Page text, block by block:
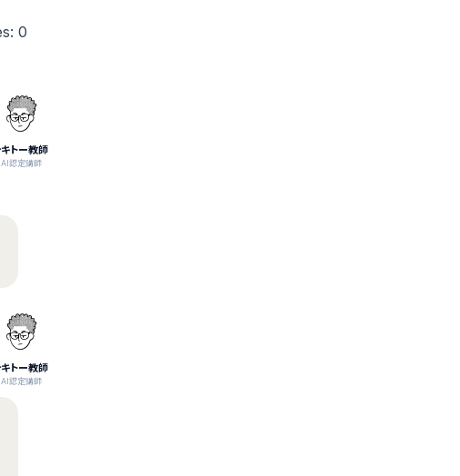
0
キトー教師
認定講師
キトー教師
認定講師